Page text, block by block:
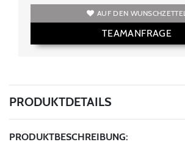
AUF DEN WUNSCHZETTEL
TEAMANFRAGE
PRODUKTDETAILS
PRODUKTBESCHREIBUNG: